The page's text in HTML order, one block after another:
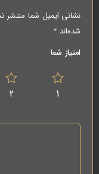
نشانی ایمیل شما منتشر
شده‌اند*
امتیاز شما
1
2